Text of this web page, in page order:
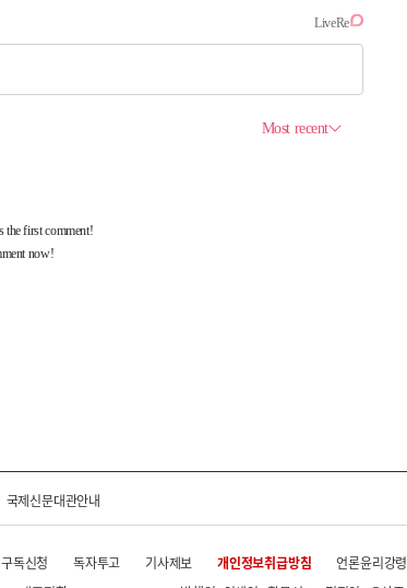
국제신문대관안내
구독신청 독자투고 기사제보 개인정보취급방침 언론윤리강령